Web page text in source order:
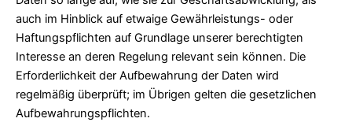
auch im Hinblick auf etwaige Gewährleistungs- oder
Haftungspflichten auf Grundlage unserer berechtigten
Interesse an deren Regelung relevant sein können. Die
Erforderlichkeit der Aufbewahrung der Daten wird
regelmäßig überprüft; im Übrigen gelten die gesetzlichen
Aufbewahrungspflichten.